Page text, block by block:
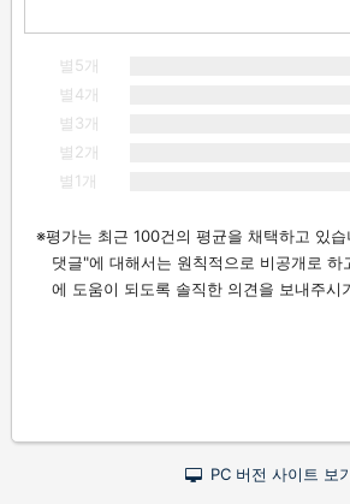
별5개
별4개
별3개
별2개
별1개
평가는 최근 100건의 평균을 채택하고 있
댓글"에 대해서는 원칙적으로 비공개로 하
에 도움이 되도록 솔직한 의견을 보내주시
PC 버전 사이트 보